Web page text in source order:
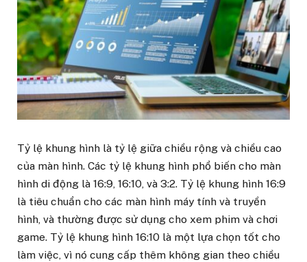
Tỷ lệ khung hình là tỷ lệ giữa chiều rộng và chiều cao
của màn hình. Các tỷ lệ khung hình phổ biến cho màn
hình di động là 16:9, 16:10, và 3:2. Tỷ lệ khung hình 16:9
là tiêu chuẩn cho các màn hình máy tính và truyền
hình, và thường được sử dụng cho xem phim và chơi
game. Tỷ lệ khung hình 16:10 là một lựa chọn tốt cho
làm việc, vì nó cung cấp thêm không gian theo chiều